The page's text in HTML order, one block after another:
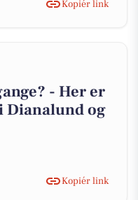
Kopiér link
- Her er
Dianalund og
Kopiér link